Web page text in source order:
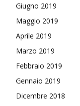
Giugno 2019
Maggio 2019
Aprile 2019
Marzo 2019
Febbraio 2019
Gennaio 2019
Dicembre 2018